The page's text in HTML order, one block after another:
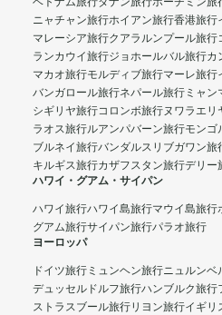
ニャチャン旅行ホイアン旅行香港旅行
マレーシア旅行クアラルンプール旅行
ランカウイ旅行ジョホールバル旅行カ
マカオ旅行モルディブ旅行マーレ旅行
バンガロール旅行ネパール旅行 ミャン
シギリヤ旅行コロンボ旅行ヌワラエリ
ラオス旅行ルアンパバーン旅行モンゴ
ブルネイ旅行バンダルスリブガワン旅
キルギス旅行カザフスタン旅行デリー
ハワイ・グアム・サイパン
ハワイ旅行ハワイ島旅行マウイ島旅行
グアム旅行サイパン旅行パラオ旅行
ヨーロッパ
ドイツ旅行 ミュンヘン旅行ニュルンベ
デュッセルドルフ旅行ハンブルク旅行
ストラスブール旅行リヨン旅行イギリ